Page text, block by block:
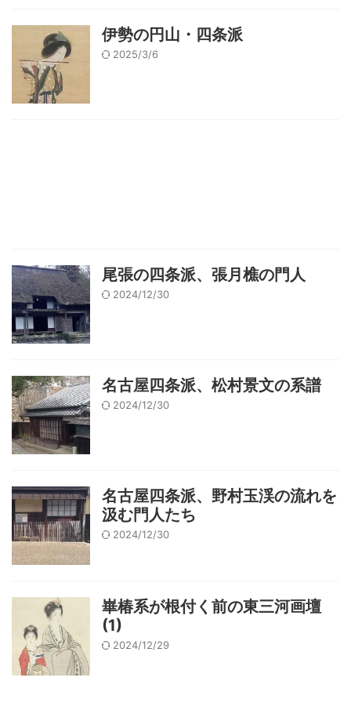
伊勢の円山・四条派
2025/3/6
尾張の四条派、張月樵の門人
2024/12/30
名古屋四条派、松村景文の系譜
2024/12/30
名古屋四条派、野村玉渓の流れを
汲む門人たち
2024/12/30
崋椿系が根付く前の東三河画壇
(1)
2024/12/29